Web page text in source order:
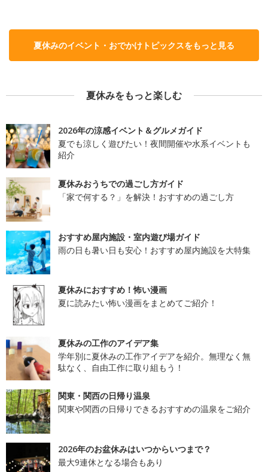
夏休みのイベント・おでかけトピックスをもっと見る
夏休みをもっと楽しむ
2026年の涼感イベント＆グルメガイド
夏でも涼しく遊びたい！夜間開催や水系イベントも
紹介
夏休みおうちでの過ごし方ガイド
「家で何する？」を解決！おすすめの過ごし方
おすすめ屋内施設・室内遊び場ガイド
雨の日も暑い日も安心！おすすめ屋内施設を大特集
夏休みにおすすめ！怖い漫画
夏に読みたい怖い漫画をまとめてご紹介！
夏休みの工作のアイデア集
学年別に夏休みの工作アイデアを紹介。無理なく無
駄なく、自由工作に取り組もう！
関東・関西の日帰り温泉
関東や関西の日帰りできるおすすめの温泉をご紹介
2026年のお盆休みはいつからいつまで？
最大9連休となる場合もあり